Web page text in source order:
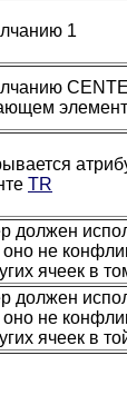
1
TR
должен
оно не
ячеек в
должен
оно не
ячеек в